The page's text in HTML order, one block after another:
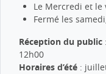
Le Mercredi et le
Fermé les
Réception du public
12h00
Horaires d’été :